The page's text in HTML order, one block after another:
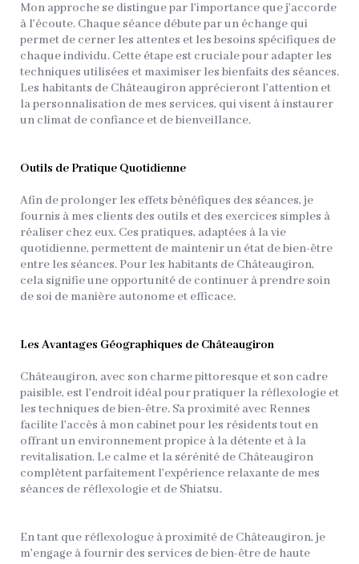
Mon approche se distingue par l'importance que j'accorde
à l'écoute. Chaque séance débute par un échange qui
permet de cerner les attentes et les besoins spécifiques de
chaque individu. Cette étape est cruciale pour adapter les
techniques utilisées et maximiser les bienfaits des séances.
Les habitants de Châteaugiron apprécieront l'attention et
la personnalisation de mes services, qui visent à instaurer
un climat de confiance et de bienveillance.
Outils de Pratique Quotidienne
Afin de prolonger les effets bénéfiques des séances, je
fournis à mes clients des outils et des exercices simples à
réaliser chez eux. Ces pratiques, adaptées à la vie
quotidienne, permettent de maintenir un état de bien-être
entre les séances. Pour les habitants de Châteaugiron,
cela signifie une opportunité de continuer à prendre soin
de soi de manière autonome et efficace.
Les Avantages Géographiques de Châteaugiron
Châteaugiron, avec son charme pittoresque et son cadre
paisible, est l'endroit idéal pour pratiquer la réflexologie et
les techniques de bien-être. Sa proximité avec Rennes
facilite l'accès à mon cabinet pour les résidents tout en
offrant un environnement propice à la détente et à la
revitalisation. Le calme et la sérénité de Châteaugiron
complètent parfaitement l'expérience relaxante de mes
séances de réflexologie et de Shiatsu.
En tant que réflexologue à proximité de Châteaugiron, je
m'engage à fournir des services de bien-être de haute